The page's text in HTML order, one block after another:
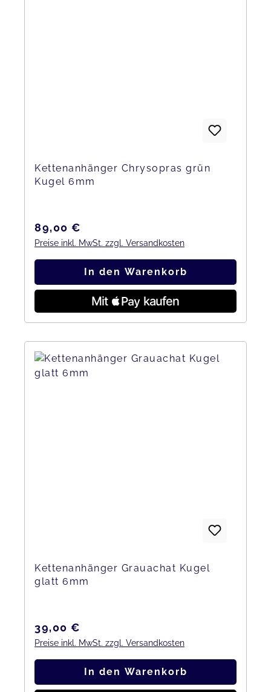
Kettenanhänger Chrysopras grün
Kugel 6mm
Regulärer Preis:
89,00 €
Preise inkl. MwSt. zzgl. Versandkosten
In den Warenkorb
Kettenanhänger Grauachat Kugel
glatt 6mm
Regulärer Preis:
39,00 €
Preise inkl. MwSt. zzgl. Versandkosten
In den Warenkorb